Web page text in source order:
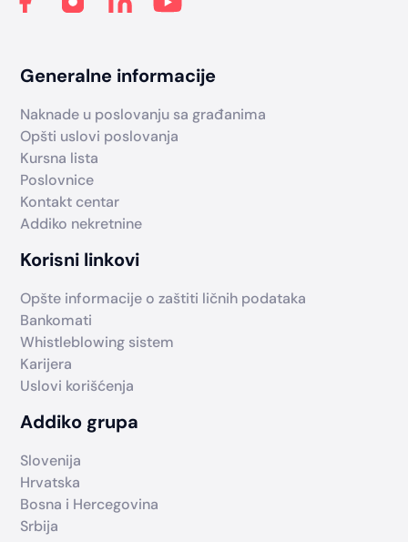
Generalne informacije
Naknade u poslovanju sa građanima
Opšti uslovi poslovanja
Kursna lista
Poslovnice
Kontakt centar
Addiko nekretnine
Korisni linkovi
Opšte informacije o zaštiti ličnih podataka
Bankomati
Whistleblowing sistem
Karijera
Uslovi korišćenja
Addiko grupa
Slovenija
Hrvatska
Bosna i Hercegovina
Srbija